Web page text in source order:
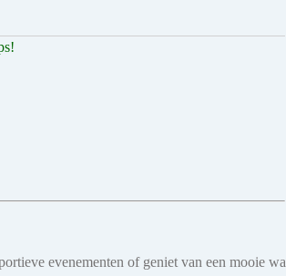
evenementen of geniet van een mooie